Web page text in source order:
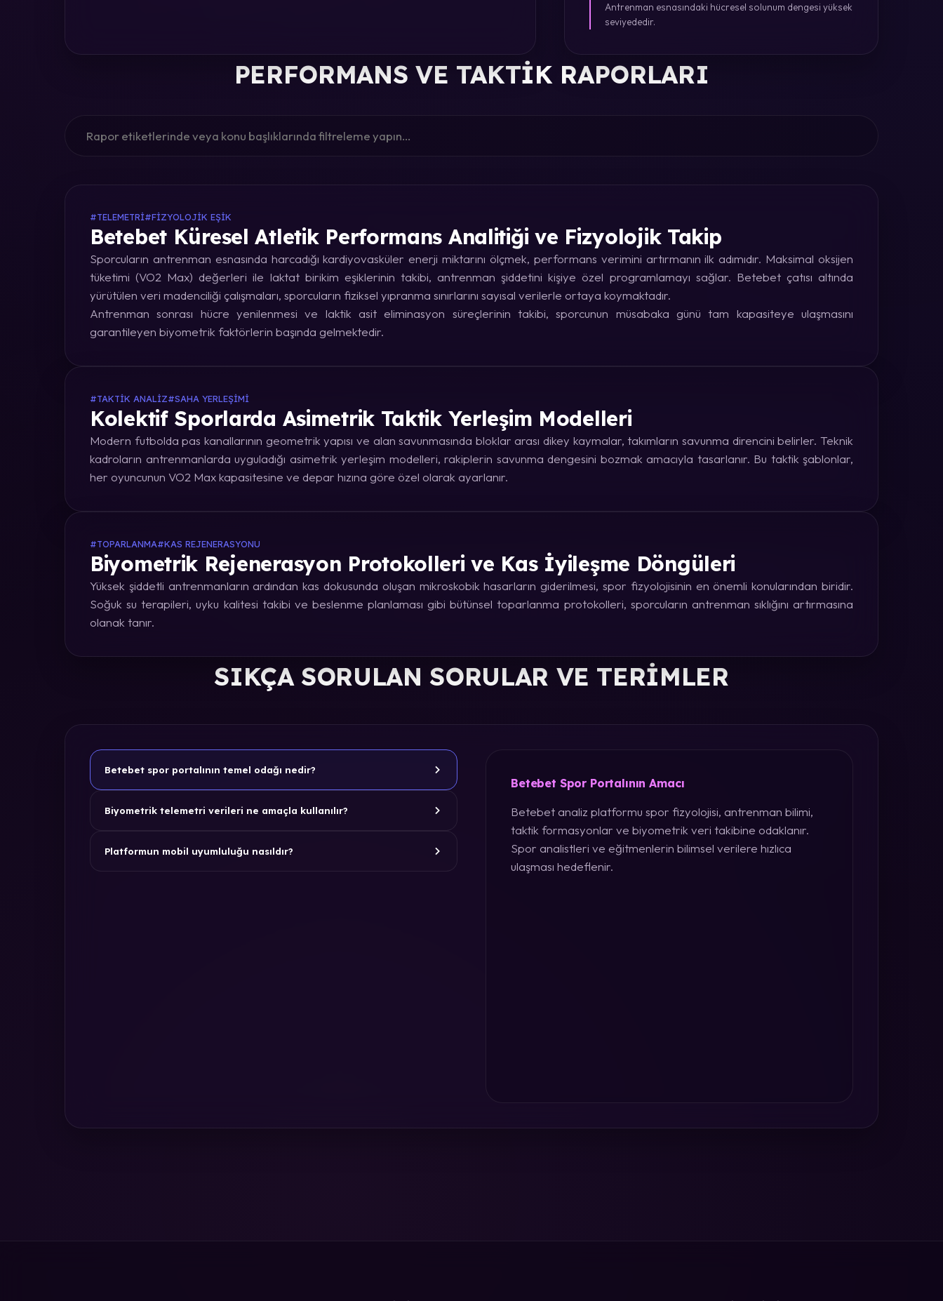
Antrenman esnasındaki hücresel solunum dengesi yüksek
seviyededir.
PERFORMANS VE TAKTIK RAPORLARI
#TELEMETRI#FIZYOLOJIK EŞIK
Betebet Küresel Atletik Performans Analitiği ve Fizyolojik Takip
Sporcuların antrenman esnasında harcadığı kardiyovasküler enerji miktarını ölçmek, performans verimini artırmanın ilk adımıdır. Maksimal oksijen
tüketimi (VO2 Max) değerleri ile laktat birikim eşiklerinin takibi, antrenman şiddetini kişiye özel programlamayı sağlar. Betebet çatısı altında
yürütülen veri madenciliği çalışmaları, sporcuların fiziksel yıpranma sınırlarını sayısal verilerle ortaya koymaktadır.
Antrenman sonrası hücre yenilenmesi ve laktik asit eliminasyon süreçlerinin takibi, sporcunun müsabaka günü tam kapasiteye ulaşmasını
garantileyen biyometrik faktörlerin başında gelmektedir.
#TAKTIK ANALIZ#SAHA YERLEŞIMI
Kolektif Sporlarda Asimetrik Taktik Yerleşim Modelleri
Modern futbolda pas kanallarının geometrik yapısı ve alan savunmasında bloklar arası dikey kaymalar, takımların savunma direncini belirler. Teknik
kadroların antrenmanlarda uyguladığı asimetrik yerleşim modelleri, rakiplerin savunma dengesini bozmak amacıyla tasarlanır. Bu taktik şablonlar,
her oyuncunun VO2 Max kapasitesine ve depar hızına göre özel olarak ayarlanır.
#TOPARLANMA#KAS REJENERASYONU
Biyometrik Rejenerasyon Protokolleri ve Kas İyileşme Döngüleri
Yüksek şiddetli antrenmanların ardından kas dokusunda oluşan mikroskobik hasarların giderilmesi, spor fizyolojisinin en önemli konularından biridir.
Soğuk su terapileri, uyku kalitesi takibi ve beslenme planlaması gibi bütünsel toparlanma protokolleri, sporcuların antrenman sıklığını artırmasına
olanak tanır.
SIKÇA SORULAN SORULAR VE TERIMLER
Betebet spor portalının temel odağı nedir?
Biyometrik telemetri verileri ne amaçla kullanılır?
Platformun mobil uyumluluğu nasıldır?
Betebet Spor Portalının Amacı
Betebet analiz platformu spor fizyolojisi, antrenman bilimi,
taktik formasyonlar ve biyometrik veri takibine odaklanır.
Spor analistleri ve eğitmenlerin bilimsel verilere hızlıca
ulaşması hedeflenir.